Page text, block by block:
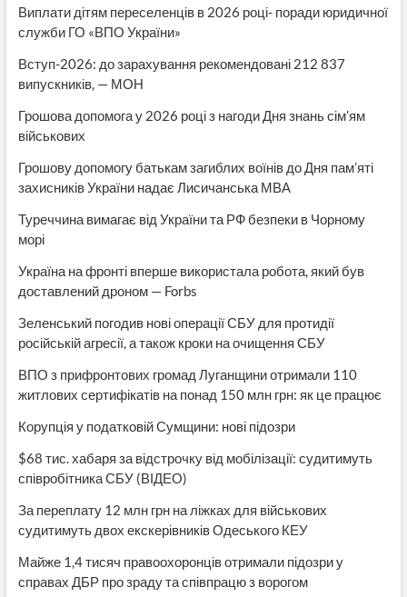
Виплати дітям переселенців в 2026 році- поради юридичної
служби ГО «ВПО України»
Вступ-2026: до зарахування рекомендовані 212 837
випускників, — МОН
Грошова допомога у 2026 році з нагоди Дня знань сім’ям
військових
Грошову допомогу батькам загиблих воїнів до Дня пам’яті
захисників України надає Лисичанська МВА
Туреччина вимагає від України та РФ безпеки в Чорному
морі
Україна на фронті вперше використала робота, який був
доставлений дроном — Forbs
Зеленський погодив нові операції СБУ для протидії
російській агресії, а також кроки на очищення СБУ
ВПО з прифронтових громад Луганщини отримали 110
житлових сертифікатів на понад 150 млн грн: як це працює
Корупція у податковій Сумщини: нові підозри
$68 тис. хабаря за відстрочку від мобілізації: судитимуть
співробітника СБУ (ВІДЕО)
За переплату 12 млн грн на ліжках для військових
судитимуть двох екскерівників Одеського КЕУ
Майже 1,4 тисяч правоохоронців отримали підозри у
справах ДБР про зраду та співпрацю з ворогом